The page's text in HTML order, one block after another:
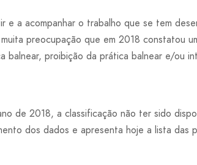
e a acompanhar o trabalho que se tem
preocupação que em 2018 constatou
balnear, proibição da prática balnear e/ou
de 2018, a classificação não ter sido
dos dados e apresenta hoje a lista das